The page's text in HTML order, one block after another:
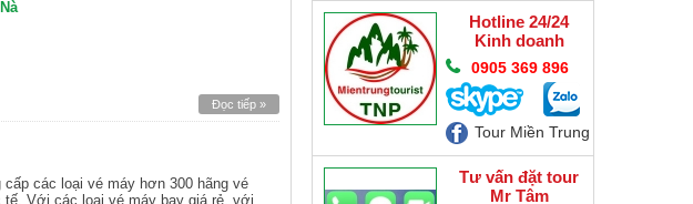
Đọc tiếp »
các loại vé máy hơn 300 hãng vé
Với các loại vé máy bay giá rẻ, với
Hotline 24/24
Kinh doanh
0905 369 896
Tour Miền Trung
Tư vấn đặt tour
Mr Tâm